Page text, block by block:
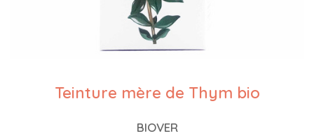
Teinture mère de Thym bio
BIOVER